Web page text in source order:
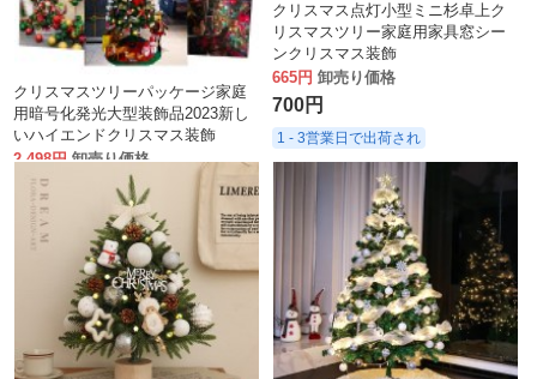
クリスマスツリーパッケージ家庭
用暗号化発光大型装飾品2023新し
いハイエンドクリスマス装飾
2,498円卸売り価格
2,629円
1 - 3営業日で出荷され
クリスマス点灯小型ミニ杉卓上ク
リスマスツリー家庭用家具窓シー
ンクリスマス装飾
665円 卸売り価格
700円
1 - 3営業日で出荷され